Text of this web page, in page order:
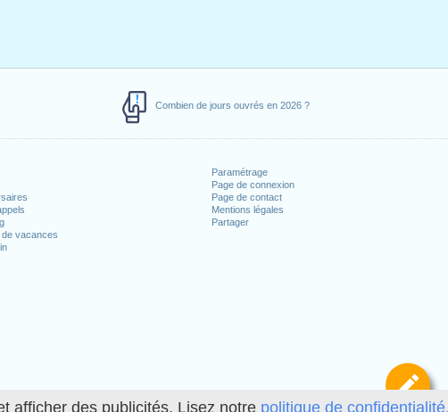
afficher des publicités. Lisez notre politique de
Combien de jours ouvrés en 2026 ?
de vacances
Paramétrage
Page de connexion
Page de contact
Mentions légales
Partager